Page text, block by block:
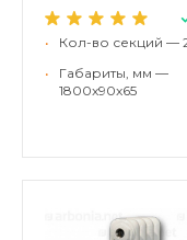
•
Кол-во секций —
•
Габариты, мм —
1800x90x65